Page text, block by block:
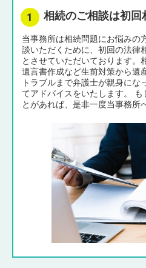
相続のご相談は初回
当事務所は相続問題にお悩みの
談いただくために、初回の法律
とさせていただいております。
遺言書作成など生前対策から遺
トラブルまで弁護士が親身にな
てアドバイスをいたします。 も
とがあれば、是非一度当事務所